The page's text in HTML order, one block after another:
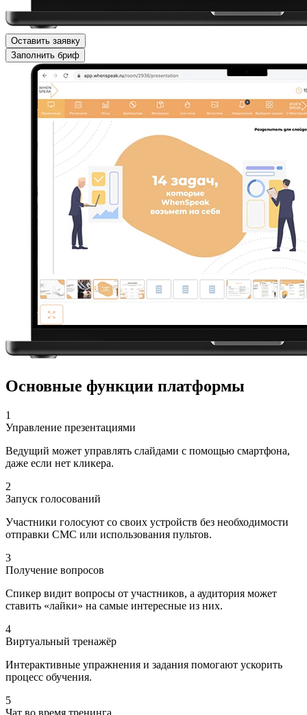
Оставить заявку
Заполнить бриф
Основные функции платформы
1
Управление презентациями
Ведущий может управлять слайдами с помощью смартфона,
даже если нет кликера.
2
Запуск голосований
Участники голосуют со своих устройств без необходимости
отправки СМС или использования пультов.
3
Получение вопросов
Спикер видит вопросы от участников, а аудитория может
ставить «лайки» на самые интересные из них.
4
Виртуальный тренажёр
Интерактивные упражнения и задания помогают ускорить
процесс обучения.
5
Чат во время тренинга